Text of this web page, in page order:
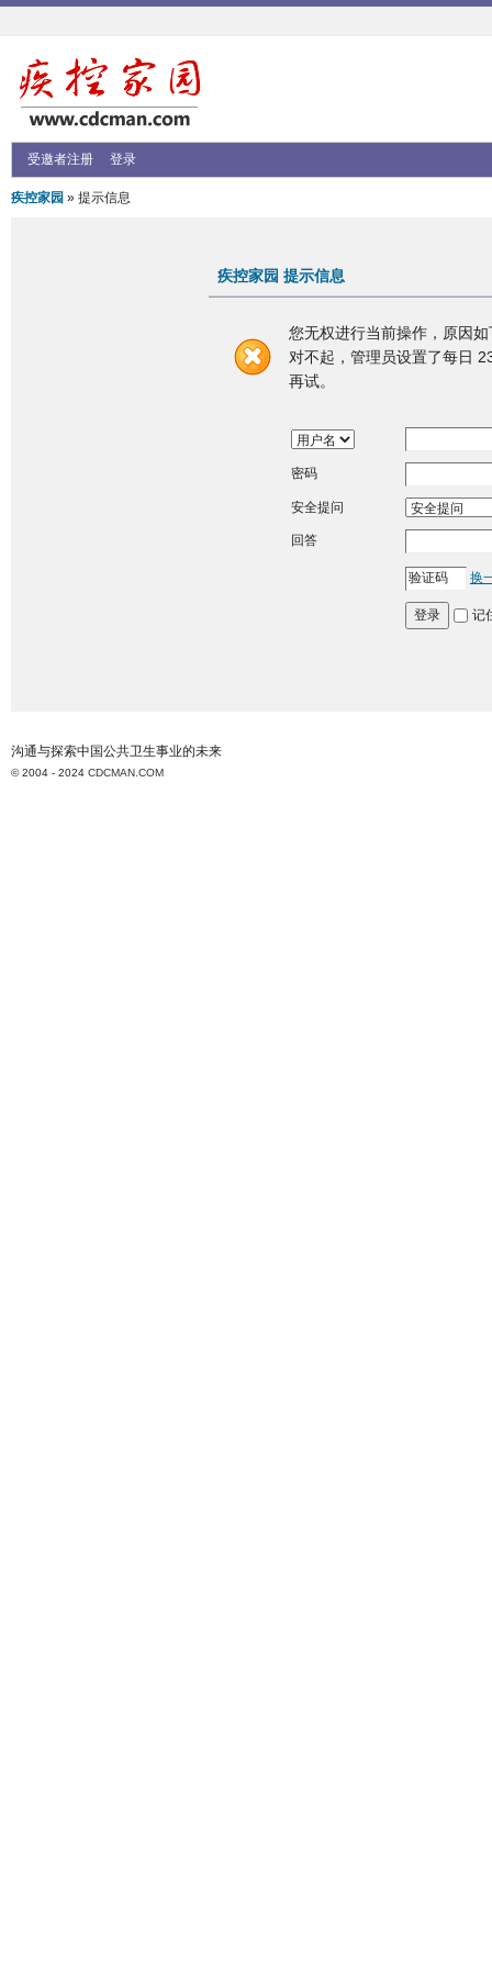
受邀者注册 登录
疾控家园 » 提示信息
疾控家园 提示信息
您无权进行当前操作，原因如
对不起，管理员设置了每日
再试。
密码
安全提问
回答
换
登录 记
沟通与探索中国公共卫生事业的未来
© 2004 - 2024 CDCMAN.COM